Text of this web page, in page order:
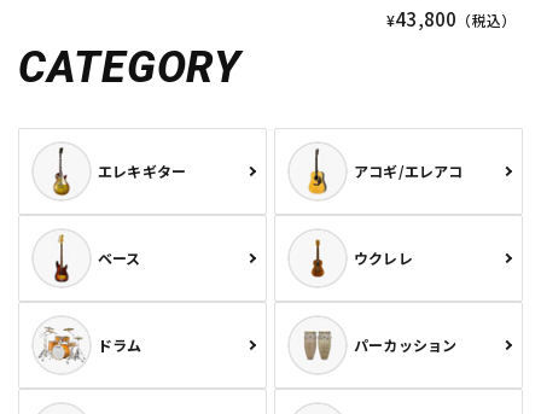
¥43,800 （税込）
CATEGORY
エレキギター アコギ/エレアコ
ベース ウクレレ
ドラム パーカッション